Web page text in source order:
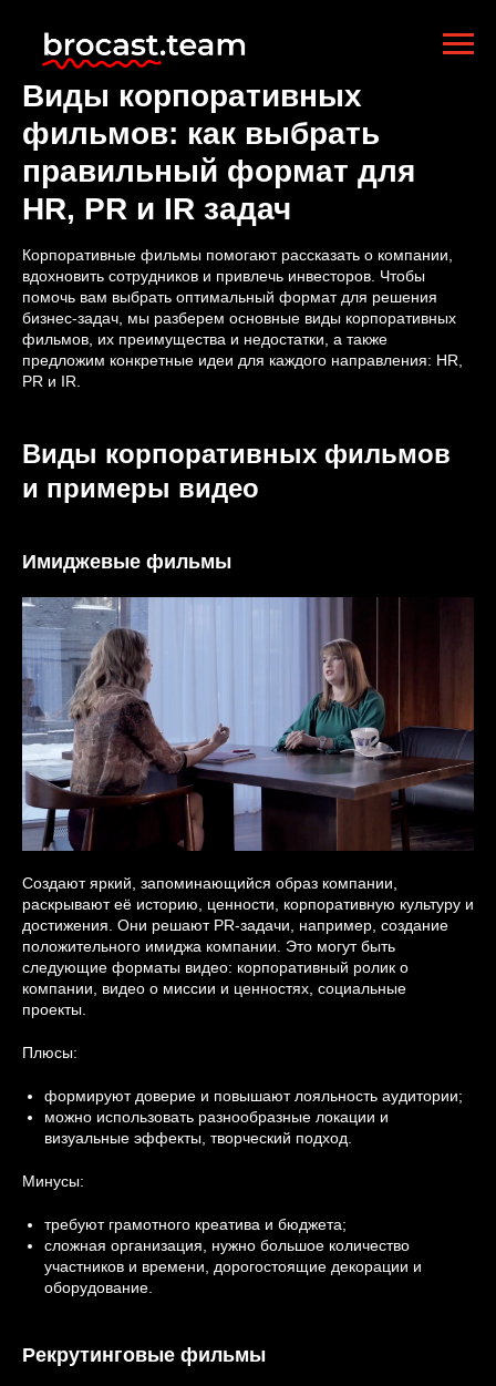
Виды корпоративных
фильмов: как выбрать
правильный формат для
HR, PR и IR задач
Корпоративные фильмы помогают рассказать о компании,
вдохновить сотрудников и привлечь инвесторов. Чтобы
помочь вам выбрать оптимальный формат для решения
бизнес-задач, мы разберем основные виды корпоративных
фильмов, их преимущества и недостатки, а также
предложим конкретные идеи для каждого направления: HR,
PR и IR.
Виды корпоративных фильмов
и примеры видео
Имиджевые фильмы
Создают яркий, запоминающийся образ компании,
раскрывают её историю, ценности, корпоративную культуру и
достижения. Они решают PR-задачи, например, создание
положительного имиджа компании. Это могут быть
следующие форматы видео: корпоративный ролик о
компании, видео о миссии и ценностях, социальные
проекты.
Плюсы:
формируют доверие и повышают лояльность аудитории;
можно использовать разнообразные локации и
визуальные эффекты, творческий подход.
Минусы:
требуют грамотного креатива и бюджета;
сложная организация, нужно большое количество
участников и времени, дорогостоящие декорации и
оборудование.
Рекрутинговые фильмы